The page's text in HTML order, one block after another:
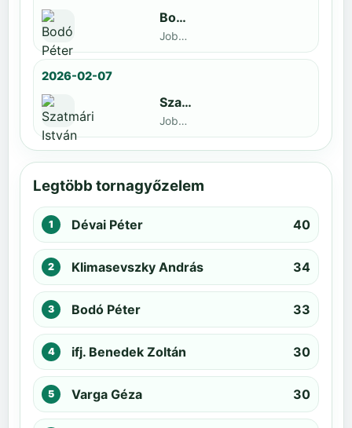
Bodó Péter
Jobbak · döntős: Kocsó Sándor
2026-02-07
Szatmári István
Jobbak · döntős: Kiss Barnabás
Legtöbb tornagyőzelem
Dévai Péter 40
Klimasevszky András 34
Bodó Péter 33
ifj. Benedek Zoltán 30
Varga Géza 30